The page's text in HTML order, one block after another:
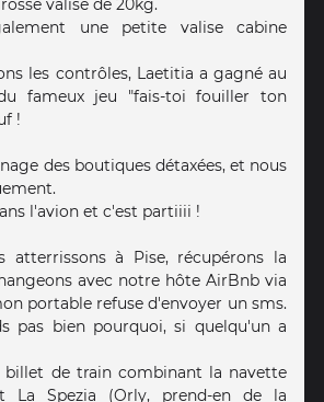
valise de 20kg.
une petite valise cabine
les contrôles, Laetitia a gagné au
fameux jeu "fais-toi fouiller ton
!
des boutiques détaxées, et nous
l'avion et c'est partiiii !
atterrissons à Pise, récupérons la
avec notre hôte AirBnb via
portable refuse d'envoyer un sms.
pas bien pourquoi, si quelqu'un a
billet de train combinant la navette
La Spezia (Orly, prend-en de la